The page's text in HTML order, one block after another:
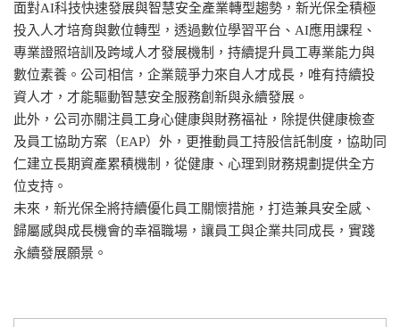
面對AI科技快速發展與智慧安全產業轉型趨勢，新光保全積極
投入人才培育與數位轉型，透過數位學習平台、AI應用課程、
專業證照培訓及跨域人才發展機制，持續提升員工專業能力與
數位素養。公司相信，企業競爭力來自人才成長，唯有持續投
資人才，才能驅動智慧安全服務創新與永續發展。
此外，公司亦關注員工身心健康與財務福祉，除提供健康檢查
及員工協助方案（EAP）外，更推動員工持股信託制度，協助同
仁建立長期資產累積機制，從健康、心理到財務規劃提供全方
位支持。
未來，新光保全將持續優化員工關懷措施，打造兼具安全感、
歸屬感與成長機會的幸福職場，讓員工與企業共同成長，實踐
永續發展願景。